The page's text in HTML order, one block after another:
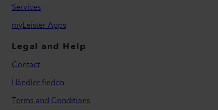
Services
myLeister Apps
Legal and Help
Contact
Händler finden
Terms and Conditions